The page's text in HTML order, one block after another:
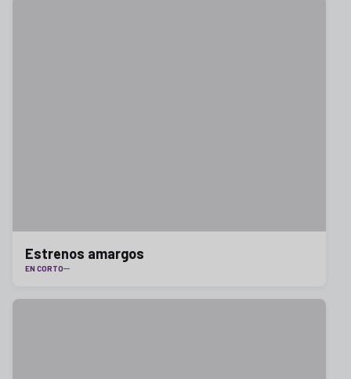
Estrenos amargos
EN CORTO